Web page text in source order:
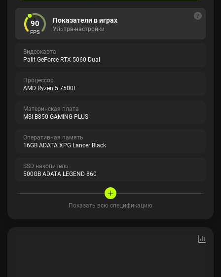
90
FPS
Показатели в играх
Ультра-настройки
Видеокарта
Palit GeForce RTX 5060 Dual
Процессор
AMD Ryzen 5 7500F
Материнская плата
MSI B850 GAMING PLUS
Оперативная память
16GB ADATA XPG Lancer Black
SSD накопитель
500GB ADATA LEGEND 860
Показать всю спецификацию